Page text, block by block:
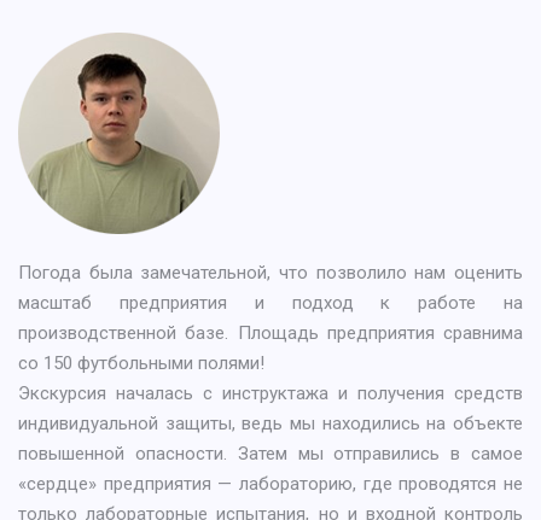
Погода была замечательной, что позволило нам оценить
масштаб предприятия и подход к работе на
производственной базе. Площадь предприятия сравнима
со 150 футбольными полями!
Экскурсия началась с инструктажа и получения средств
индивидуальной защиты, ведь мы находились на объекте
повышенной опасности. Затем мы отправились в самое
«сердце» предприятия — лабораторию, где проводятся не
только лабораторные испытания, но и входной контроль